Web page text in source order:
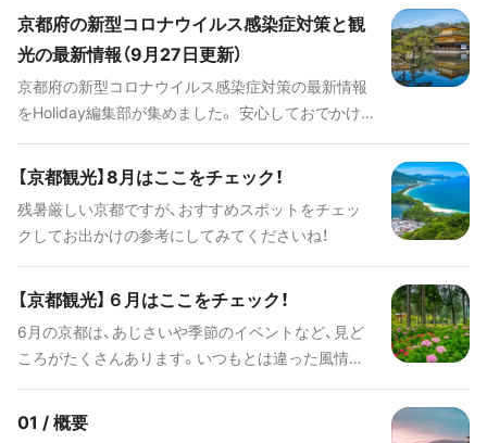
い景色や、秋ならではの思い出作りに最適なスポッ
トが満載です。今回はおすすめのスポットをご紹介
します。
京都府の新型コロナウイルス感染症対策と観
光の最新情報（9月27日更新）
京都府の新型コロナウイルス感染症対策の最新情報
をHoliday編集部が集めました。 安心しておでかけ
【京都観光】8月はここをチェック！
残暑厳しい京都ですが、おすすめスポットをチェッ
クしてお出かけの参考にしてみてくださいね！
【京都観光】６月はここをチェック！
6月の京都は、あじさいや季節のイベントなど、見ど
ころがたくさんあります。いつもとは違った風情あ
01 / 概要